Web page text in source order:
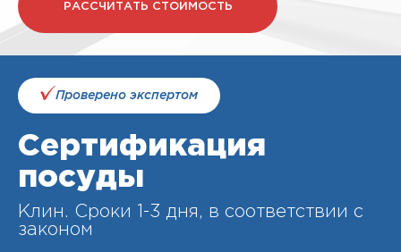
РАССЧИТАТЬ СТОИМОСТЬ
Проверено экспертом
Сертификация
посуды
Клин. Cроки 1-3 дня, в соответствии с
законом